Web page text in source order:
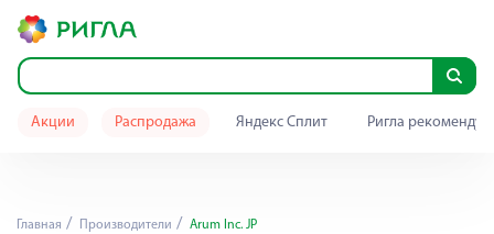
Акции Распродажа Яндекс Сплит Ригла
Главная Производители Arum Inc. JP